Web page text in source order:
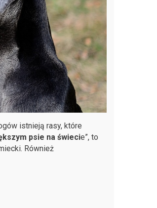
istnieją rasy, które
psie na świecie”, to
Również